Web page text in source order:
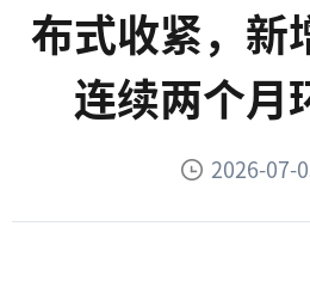
布式收紧，新
连续两个月
2026-07-